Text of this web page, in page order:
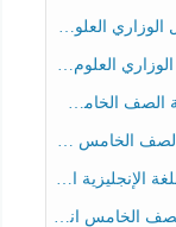
الفصل الثالث
الفصل الثالث
الفصل الثالث